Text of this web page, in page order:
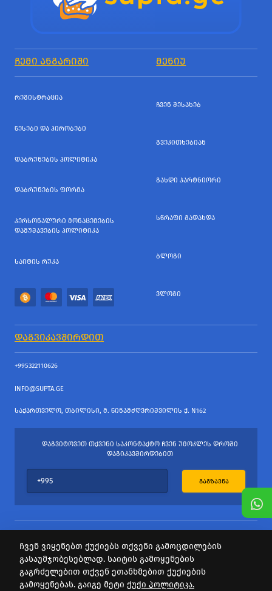
ᲩᲔᲛᲘ ᲐᲜᲒᲐᲠᲘᲨᲘ ᲛᲔᲜᲘᲣ
ᲠᲔᲒᲘᲡᲢᲠᲐᲪᲘᲐ
ᲬᲔᲡᲔᲑᲘ ᲓᲐ ᲞᲘᲠᲝᲑᲔᲑᲘ
ᲓᲐᲑᲠᲣᲜᲔᲑᲘᲡ ᲞᲝᲚᲘᲢᲘᲙᲐ
ᲓᲐᲑᲠᲣᲜᲔᲑᲘᲡ ᲤᲝᲠᲛᲐ
ᲞᲔᲠᲡᲝᲜᲐᲚᲣᲠᲘ ᲛᲝᲜᲐᲪᲔᲛᲔᲑᲘᲡ
ᲓᲐᲛᲣᲨᲐᲕᲔᲑᲘᲡ ᲞᲝᲚᲘᲢᲘᲙᲐ
ᲡᲐᲘᲢᲘᲡ ᲠᲣᲙᲐ
ᲩᲕᲔᲜ ᲨᲔᲡᲐᲮᲔᲑ
ᲒᲕᲔᲙᲘᲗᲮᲔᲑᲘᲐᲜ
ᲒᲐᲮᲓᲘ ᲞᲐᲠᲢᲜᲘᲝᲠᲘ
ᲡᲬᲠᲐᲤᲘ ᲒᲐᲓᲐᲮᲓᲐ
ᲑᲚᲝᲒᲘ
ᲕᲚᲝᲒᲘ
ᲓᲐᲒᲕᲘᲙᲐᲕᲨᲘᲠᲓᲘᲗ
+995322110626
INFO@SUPTA.GE
ᲡᲐᲥᲐᲠᲗᲕᲔᲚᲝ, ᲗᲑᲘᲚᲘᲡᲘ, Მ. ᲬᲘᲜᲐᲛᲫᲦᲕᲠᲘᲨᲕᲘᲚᲘᲡ Ქ. N162
ᲓᲐᲒᲕᲘᲢᲝᲕᲔᲗ ᲗᲥᲕᲔᲜᲘ ᲡᲐᲙᲝᲜᲢᲐᲥᲢᲝ ᲩᲕᲔᲜ ᲣᲛᲝᲙᲚᲔᲡ ᲓᲠᲝᲨᲘ
ᲓᲐᲒᲘᲙᲐᲕᲨᲘᲠᲓᲔᲑᲘᲗ
ᲒᲐᲒᲖᲐᲕᲜᲐ
ყველა უფლება დაცულია
საიტის პროვაიდერი Webdoors.ge
ჩვენ ვიყენებთ ქუქიებს თქვენი გამოცდილების
გასაუმჯობესებლად. საიტის გამოყენების
გაგრძელებით თქვენ ეთანხმებით ქუქიების
გამოყენებას. გაიგე მეტი ქუქი პოლიტიკა.